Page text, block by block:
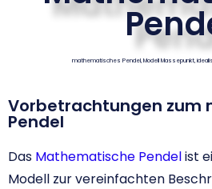
mathematisches Pendel, Modell Massepunkt,
Vorbetrachtungen zum
Pendel
Das Mathematische Pendelist
Modell zur vereinfachten